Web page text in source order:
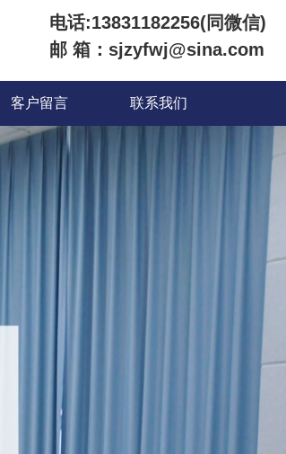
电话:13831182256(同微信)
邮 箱：sjzyfwj@sina.com
客户留言 联系我们